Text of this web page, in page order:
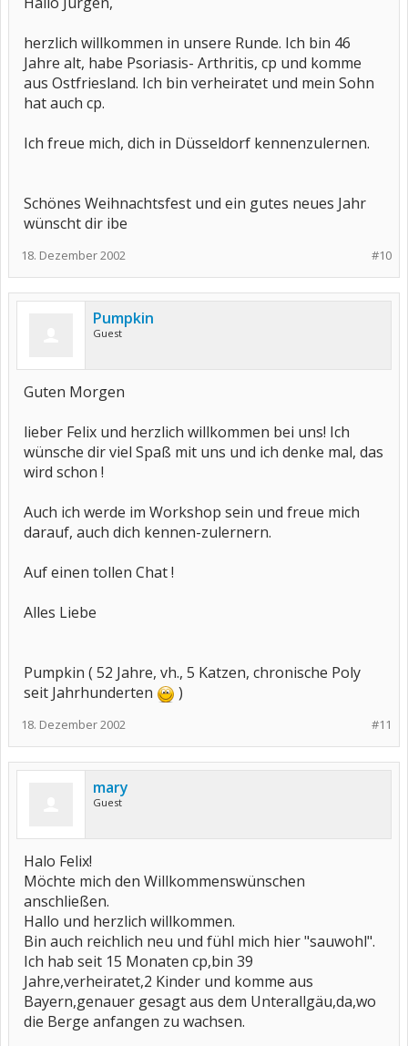
herzlich willkommen in unsere Runde. Ich bin 46
Jahre alt, habe Psoriasis- Arthritis, cp und komme
aus Ostfriesland. Ich bin verheiratet und mein Sohn
hat auch cp.
Ich freue mich, dich in Düsseldorf kennenzulernen.
Schönes Weihnachtsfest und ein gutes neues Jahr
wünscht dir ibe
#10
18. Dezember 2002
Pumpkin
Guest
Guten Morgen
lieber Felix und herzlich willkommen bei uns! Ich
wünsche dir viel Spaß mit uns und ich denke mal, das
wird schon !
Auch ich werde im Workshop sein und freue mich
darauf, auch dich kennen-zulernern.
Auf einen tollen Chat !
Alles Liebe
Pumpkin ( 52 Jahre, vh., 5 Katzen, chronische Poly
seit Jahrhunderten
)
#11
18. Dezember 2002
mary
Guest
Halo Felix!
Möchte mich den Willkommenswünschen
anschließen.
Hallo und herzlich willkommen.
Bin auch reichlich neu und fühl mich hier "sauwohl".
Ich hab seit 15 Monaten cp,bin 39
Jahre,verheiratet,2 Kinder und komme aus
Bayern,genauer gesagt aus dem Unterallgäu,da,wo
die Berge anfangen zu wachsen.